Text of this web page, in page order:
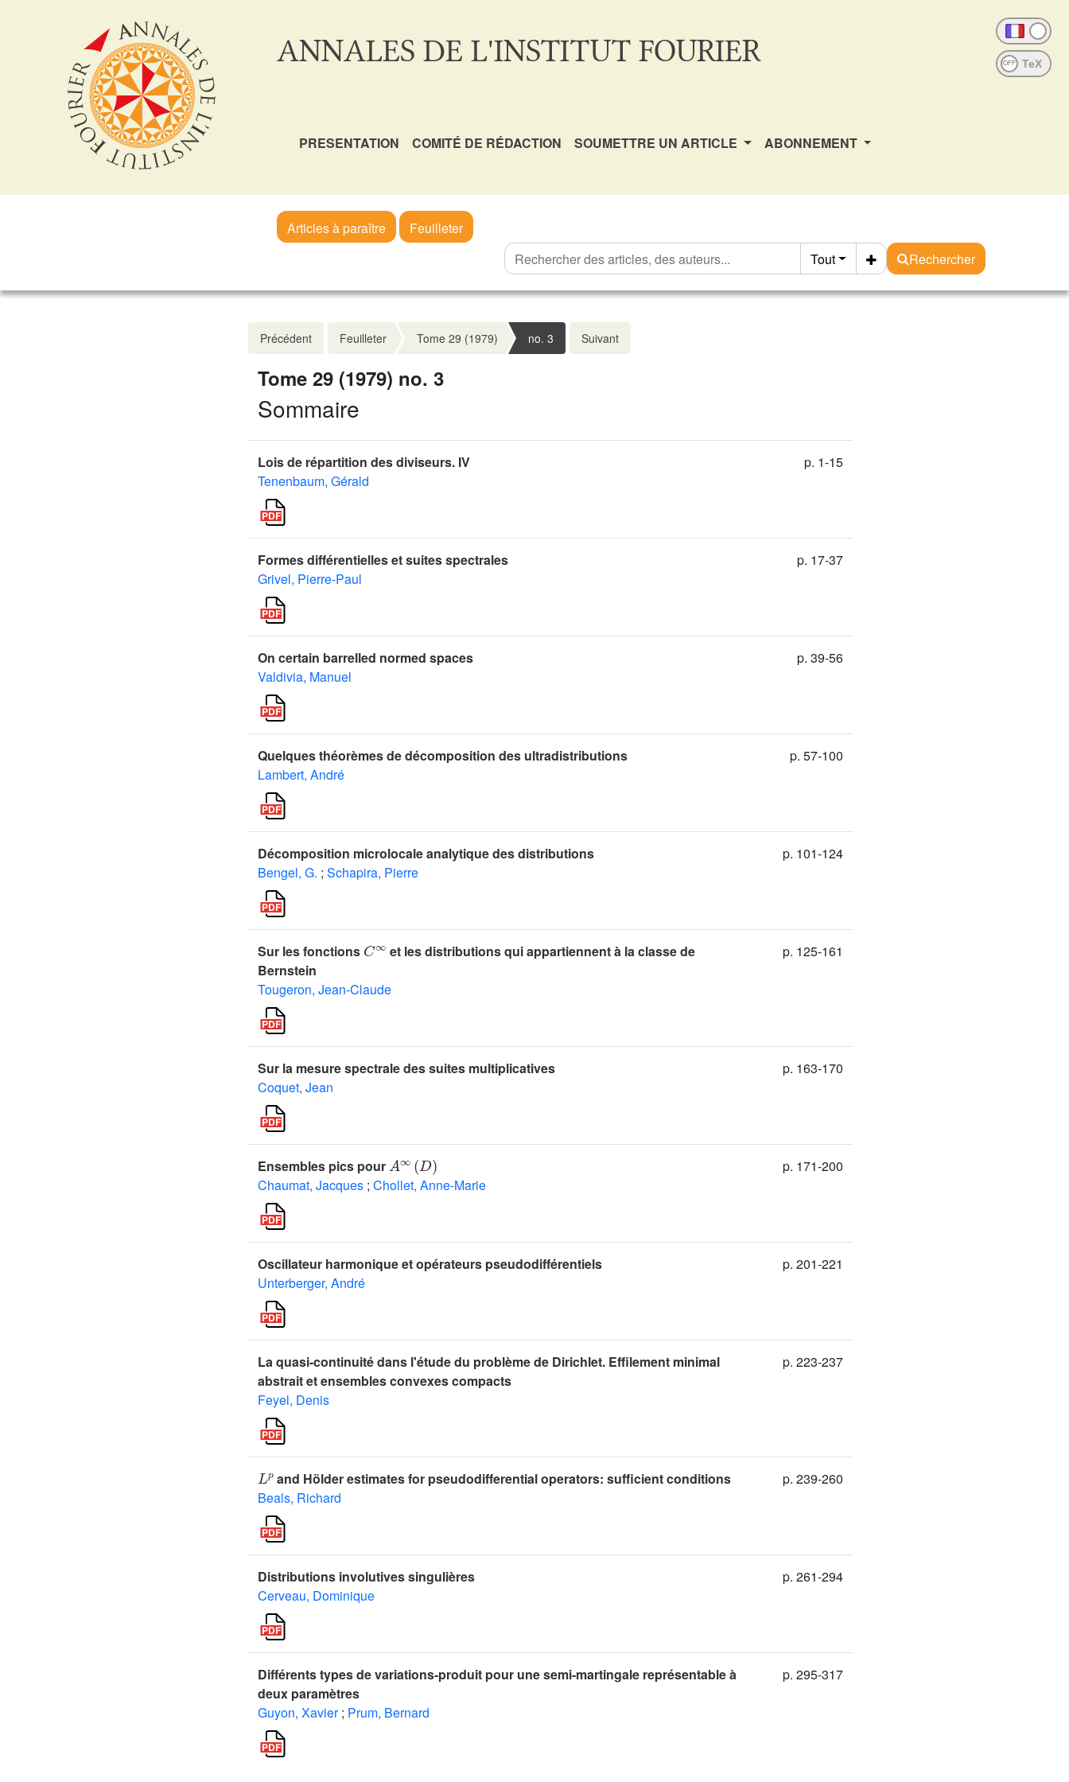
ANNALES DE L'INSTITUT FOURIER OFF
PRESENTATION COMITÉ DE RÉDACTION SOUMETTRE UN ARTICLE ABONNEMENT
Articles à paraître
Feuilleter
Tout
Rechercher
Précédent Feuilleter Tome 29 (1979) no. 3 Suivant
Tome 29 (1979) no. 3
Sommaire
Lois de répartition des diviseurs. IV
Tenenbaum, Gérald
p. 1-15
Formes différentielles et suites spectrales
Grivel, Pierre-Paul
p. 17-37
On certain barrelled normed spaces
Valdivia, Manuel
p. 39-56
Quelques théorèmes de décomposition des ultradistributions
Lambert, André
p. 57-100
Décomposition microlocale analytique des distributions
Bengel, G. ; Schapira, Pierre
p. 101-124
Sur les fonctions
et les distributions qui appartiennent à la classe de
Bernstein
Tougeron, Jean-Claude
p. 125-161
Sur la mesure spectrale des suites multiplicatives
Coquet, Jean
p. 163-170
Ensembles pics pour
A D
Chaumat, Jacques ; Chollet, Anne-Marie
p. 171-200
Oscillateur harmonique et opérateurs pseudodifférentiels
Unterberger, André
p. 201-221
La quasi-continuité dans l'étude du problème de Dirichlet. Effilement minimal
abstrait et ensembles convexes compacts
Feyel, Denis
p. 223-237
and Hölder estimates for pseudodifferential operators: sufficient conditions
Beals, Richard
p. 239-260
Distributions involutives singulières
Cerveau, Dominique
p. 261-294
Différents types de variations-produit pour une semi-martingale représentable à
deux paramètres
Guyon, Xavier ; Prum, Bernard
p. 295-317